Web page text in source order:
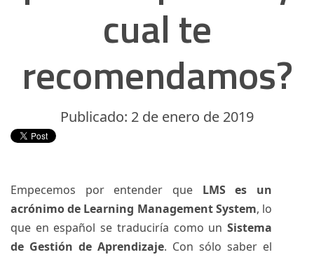
cual te
recomendamos?
Publicado: 2 de enero de 2019
Empecemos por entender que LMS es un
acrónimo de Learning Management System, lo
que en español se traduciría como un Sistema
de Gestión de Aprendizaje. Con sólo saber el